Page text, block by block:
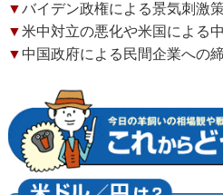
▼バイデン政権による景気刺激
▼米中対立の悪化や米国による
▼ 中国政府による民間企業への